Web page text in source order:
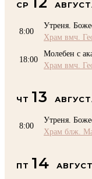
СР
8:00
Утреня.
Храм вмч.
18:00
Молебен с
Храм вмч.
ЧТ 13
8:00
Утреня.
Храм блж.
ПТ 14